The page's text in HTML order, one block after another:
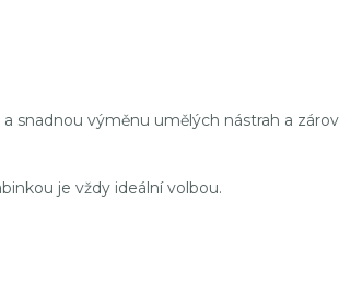
výměnu umělých nástrah a
je vždy ideální volbou.